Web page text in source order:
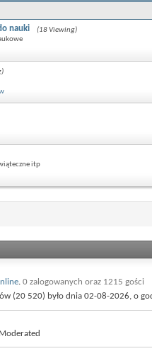
nauki
(18 Viewing)
itp
. 0 zalogowanych oraz 1215 gości
(20 520) było dnia 02-08-2026, o